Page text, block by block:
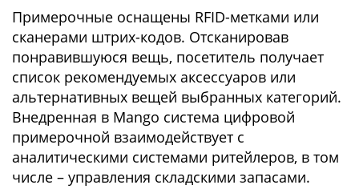
Примерочные оснащены RFID-метками или
сканерами штрих-кодов. Отсканировав
понравившуюся вещь, посетитель получает
список рекомендуемых аксессуаров или
альтернативных вещей выбранных категорий.
Внедренная в Mango система цифровой
примерочной взаимодействует с
аналитическими системами ритейлеров, в том
числе – управления складскими запасами.